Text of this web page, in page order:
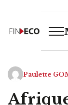
Paulette